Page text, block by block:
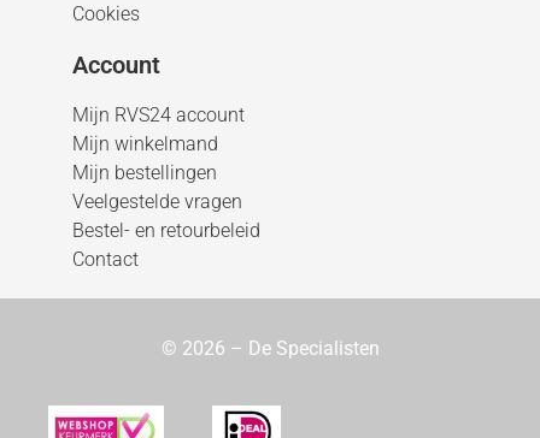
Cookies
Account
Mijn RVS24 account
Mijn winkelmand
Mijn bestellingen
Veelgestelde vragen
Bestel- en retourbeleid
Contact
© 2026 – De Specialisten